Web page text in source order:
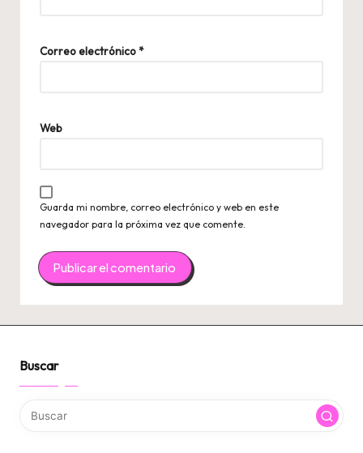
Correo electrónico*
Web
Guarda mi nombre, correo electrónico y web en este
navegador para la próxima vez que comente.
Buscar